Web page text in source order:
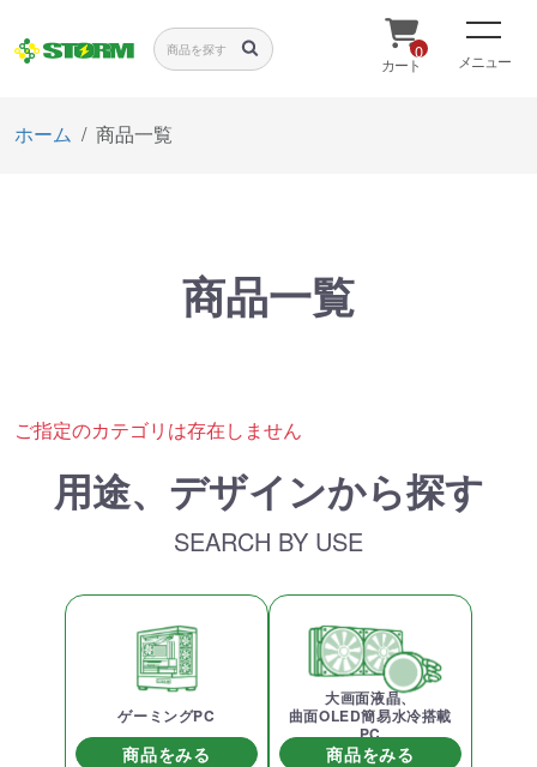
0
カート メニュー
ホーム 商品一覧
商品一覧
ご指定のカテゴリは存在しません
用途、デザインから探す
SEARCH BY USE
ゲーミングPC
商品をみる
大画面液晶、
曲面OLED簡易水冷搭載
PC
商品をみる